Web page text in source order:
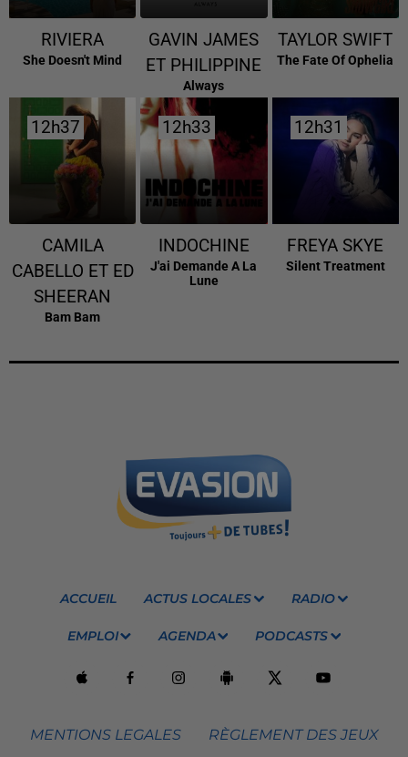
RIVIERA
She Doesn't Mind
GAVIN JAMES
ET PHILIPPINE
Always
TAYLOR SWIFT
The Fate Of Ophelia
12h37
12h37
CAMILA
CABELLO ET ED
SHEERAN
Bam Bam
12h33
12h33
INDOCHINE
J'ai Demande A La
Lune
12h31
12h31
FREYA SKYE
Silent Treatment
ACCUEIL ACTUS LOCALES RADIO
EMPLOI AGENDA PODCASTS
MENTIONS LEGALES RÈGLEMENT DES JEUX